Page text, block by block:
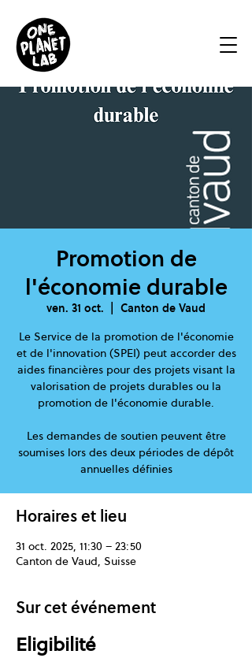
Promotion de
l'économie durable
ven. 31 oct.
Canton de Vaud
Le Service de la promotion de l'économie
et de l'innovation (SPEI) peut accorder des
aides financières pour des projets visant la
valorisation de projets durables ou la
promotion de l'économie durable.
Les demandes de soutien peuvent être
soumises lors des deux périodes de dépôt
annuelles définies
Horaires et lieu
31 oct. 2025, 11:30 – 23:50
Canton de Vaud, Suisse
Sur cet événement
Eligibilité